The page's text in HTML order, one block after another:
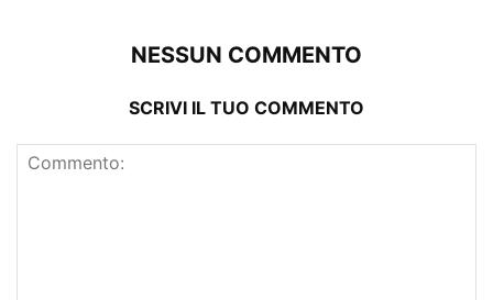
NESSUN COMMENTO
SCRIVI IL TUO COMMENTO